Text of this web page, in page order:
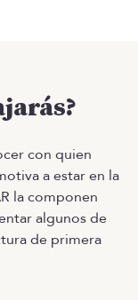
con quien
a estar en la
la componen
algunos de
de primera